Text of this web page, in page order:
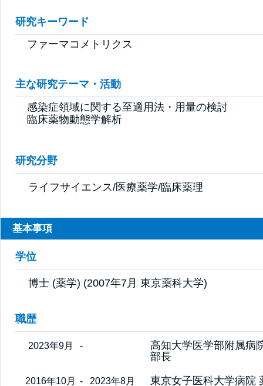
研究キーワード
ファーマコメトリクス
主な研究テーマ・活動
感染症領域に関する至適用法・用量の検討
臨床薬物動態学解析
研究分野
ライフサイエンス/医療薬学/臨床薬理
基本事項
学位
博士 (薬学) (2007年7月 東京薬科大学)
職歴
2023年9月 -
高知大学医学部附属病
部長
2016年10月 - 2023年8月
東京女子医科大学病院